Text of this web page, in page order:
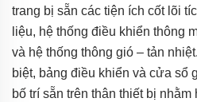
trang bị sẵn các tiện ích cốt lõi
liệu, hệ thống điều khiển thông
và hệ thống thông gió – tản
biệt, bảng điều khiển và cửa sổ
bố trí sẵn trên thân thiết bị